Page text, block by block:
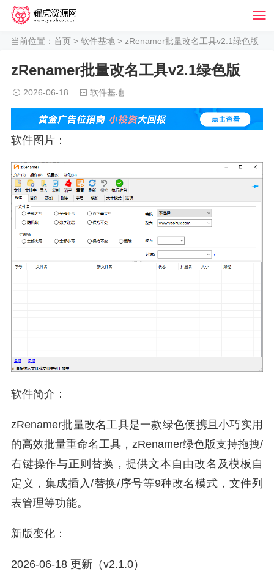
当前位置： 首页 > 软件基地 > zRenamer批量改名工具v2.1绿色版
zRenamer批量改名工具v2.1绿色版
2026-06-18 软件基地
软件图片：
软件简介：
zRenamer批量改名工具是一款绿色便携且小巧实用
的高效批量重命名工具，zRenamer绿色版支持拖拽/
右键操作与正则替换，提供文本自由改名及模板自
定义，集成插入/替换/序号等9种改名模式，文件列
表管理等功能。
新版变化：
2026-06-18 更新（v2.1.0）